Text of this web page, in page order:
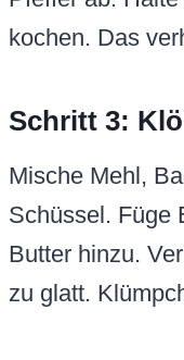
kochen. Das
Schritt 3:
Mische Mehl,
Schüssel. Füge
Butter hinzu.
zu glatt.